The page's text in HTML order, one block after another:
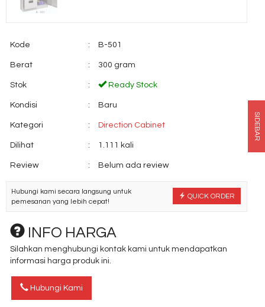
Kode : B-501
Berat : 300 gram
Stok : Ready Stock
Kondisi : Baru
Kategori : Direction Cabinet
Dilihat : 1.111 kali
Review : Belum ada review
QUICK ORDER
Hubungi kami secara langsung untuk
pemesanan yang lebih cepat!
INFO HARGA
Silahkan menghubungi kontak kami untuk mendapatkan
informasi harga produk ini.
Hubungi Kami
SIDEBAR